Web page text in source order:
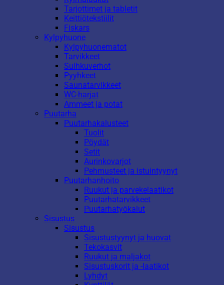
Tarjottimet ja tabletit
Keittiötekstiilit
Fiskars
Kylpyhuone
Kylpyhuonematot
Tarvikkeet
Suihkuverhot
Pyyhkeet
Saunatarvikkeet
WC-harjat
Ammeet ja potat
Puutarha
Puutarhakalusteet
Tuolit
Pöydät
Setit
Aurinkovarjot
Pehmusteet ja istuintyynyt
Puutarhanhoito
Ruukut ja parvekelaatikot
Puutarhatarvikkeet
Puutarhatyökalut
Sisustus
Sisustus
Sisustustyynyt ja huovat
Tekokasvit
Ruukut ja maljakot
Sisustuskorit ja -laatikot
Lyhdyt